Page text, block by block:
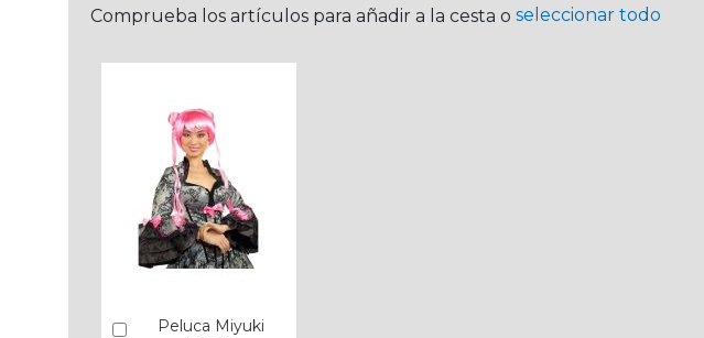
Comprueba los artículos para añadir a la cesta o seleccionar todo
Peluca Miyuki
Añadir